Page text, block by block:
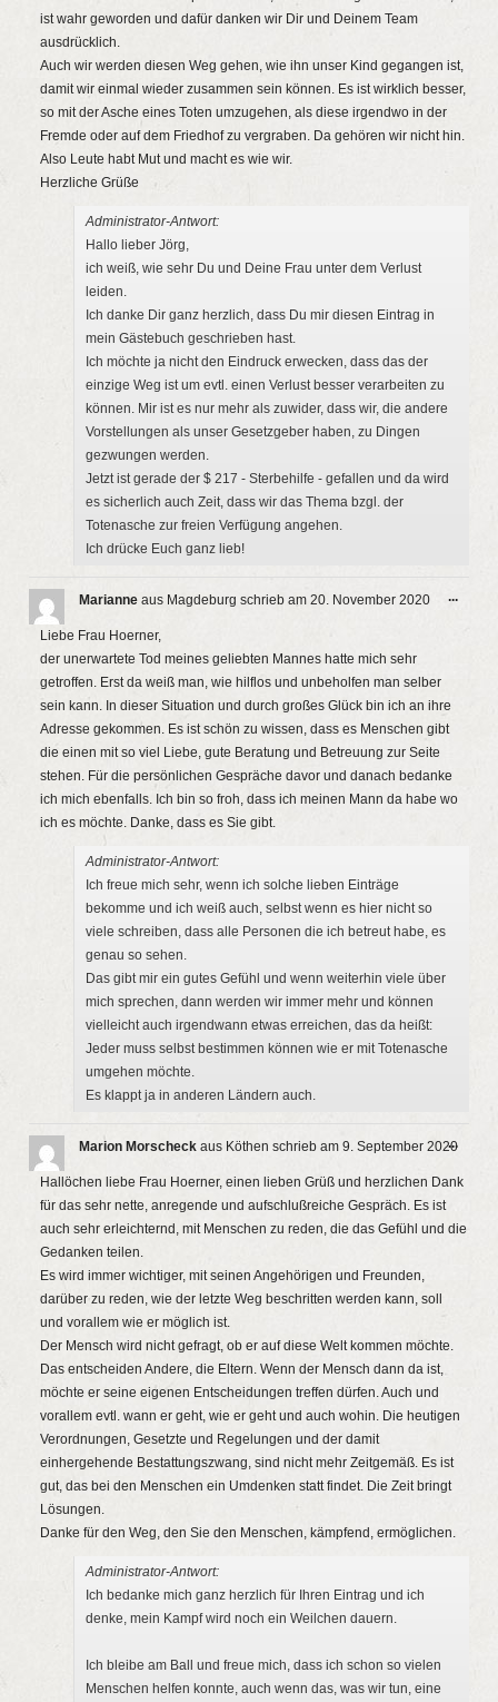
ist wahr geworden und dafür danken wir Dir und Deinem Team
ausdrücklich.
Auch wir werden diesen Weg gehen, wie ihn unser Kind gegangen ist,
damit wir einmal wieder zusammen sein können. Es ist wirklich besser,
so mit der Asche eines Toten umzugehen, als diese irgendwo in der
Fremde oder auf dem Friedhof zu vergraben. Da gehören wir nicht hin.
Also Leute habt Mut und macht es wie wir.
Herzliche Grüße
Administrator-Antwort:
Hallo lieber Jörg,
ich weiß, wie sehr Du und Deine Frau unter dem Verlust
leiden.
Ich danke Dir ganz herzlich, dass Du mir diesen Eintrag in
mein Gästebuch geschrieben hast.
Ich möchte ja nicht den Eindruck erwecken, dass das der
einzige Weg ist um evtl. einen Verlust besser verarbeiten zu
können. Mir ist es nur mehr als zuwider, dass wir, die andere
Vorstellungen als unser Gesetzgeber haben, zu Dingen
gezwungen werden.
Jetzt ist gerade der $ 217 - Sterbehilfe - gefallen und da wird
es sicherlich auch Zeit, dass wir das Thema bzgl. der
Totenasche zur freien Verfügung angehen.
Ich drücke Euch ganz lieb!
Marianneaus Magdeburg schrieb am 20. November 2020
Liebe Frau Hoerner,
der unerwartete Tod meines geliebten Mannes hatte mich sehr
getroffen. Erst da weiß man, wie hilflos und unbeholfen man selber
sein kann. In dieser Situation und durch großes Glück bin ich an ihre
Adresse gekommen. Es ist schön zu wissen, dass es Menschen gibt
die einen mit so viel Liebe, gute Beratung und Betreuung zur Seite
stehen. Für die persönlichen Gespräche davor und danach bedanke
ich mich ebenfalls. Ich bin so froh, dass ich meinen Mann da habe wo
ich es möchte. Danke, dass es Sie gibt.
Administrator-Antwort:
Ich freue mich sehr, wenn ich solche lieben Einträge
bekomme und ich weiß auch, selbst wenn es hier nicht so
viele schreiben, dass alle Personen die ich betreut habe, es
genau so sehen.
Das gibt mir ein gutes Gefühl und wenn weiterhin viele über
mich sprechen, dann werden wir immer mehr und können
vielleicht auch irgendwann etwas erreichen, das da heißt:
Jeder muss selbst bestimmen können wie er mit Totenasche
umgehen möchte.
Es klappt ja in anderen Ländern auch.
...Diese
Marion Morscheckaus Köthen schrieb am 9. September 2020
Hallöchen liebe Frau Hoerner, einen lieben Grüß und herzlichen Dank
für das sehr nette, anregende und aufschlußreiche Gespräch. Es ist
auch sehr erleichternd, mit Menschen zu reden, die das Gefühl und die
Gedanken teilen.
Es wird immer wichtiger, mit seinen Angehörigen und Freunden,
darüber zu reden, wie der letzte Weg beschritten werden kann, soll
und vorallem wie er möglich ist.
Der Mensch wird nicht gefragt, ob er auf diese Welt kommen möchte.
Das entscheiden Andere, die Eltern. Wenn der Mensch dann da ist,
möchte er seine eigenen Entscheidungen treffen dürfen. Auch und
vorallem evtl. wann er geht, wie er geht und auch wohin. Die heutigen
Verordnungen, Gesetzte und Regelungen und der damit
einhergehende Bestattungszwang, sind nicht mehr Zeitgemäß. Es ist
gut, das bei den Menschen ein Umdenken statt findet. Die Zeit bringt
Lösungen.
Danke für den Weg, den Sie den Menschen, kämpfend, ermöglichen.
Administrator-Antwort:
Ich bedanke mich ganz herzlich für Ihren Eintrag und ich
denke, mein Kampf wird noch ein Weilchen dauern.
Ich bleibe am Ball und freue mich, dass ich schon so vielen
Menschen helfen konnte, auch wenn das, was wir tun, eine
...Diese
ein-/